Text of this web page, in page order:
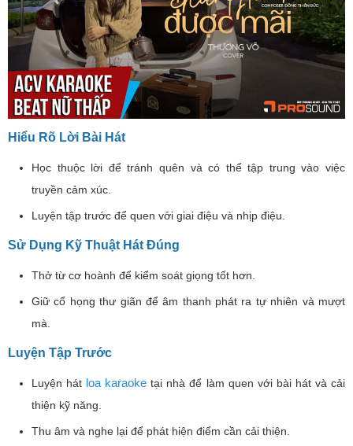
Hiểu Rõ Lời Bài Hát
Học thuộc lời để tránh quên và có thể tập trung vào việc
truyền cảm xúc.
Luyện tập trước để quen với giai điệu và nhịp điệu.
Sử Dụng Kỹ Thuật Hát Đúng
Thở từ cơ hoành để kiểm soát giọng tốt hơn.
Giữ cổ họng thư giãn để âm thanh phát ra tự nhiên và mượt
mà.
Luyện Tập Trước
Luyện hát loa karaoke tại nhà để làm quen với bài hát và cải
thiện kỹ năng.
Thu âm và nghe lại để phát hiện điểm cần cải thiện.